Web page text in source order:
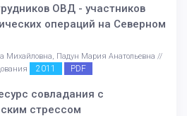
ОВД - участников
операций на Северном
Михайловна, Падун Мария Анатольевна //
2011 PDF
совладания с
стрессом